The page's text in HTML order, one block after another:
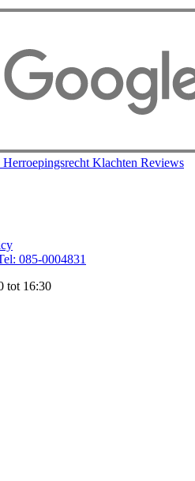
Herroepingsrecht Klachten Reviews
085-0004831
tot 16:30